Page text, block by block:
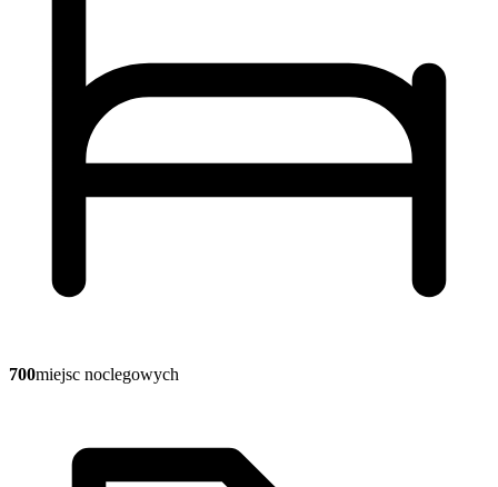
700miejsc noclegowych